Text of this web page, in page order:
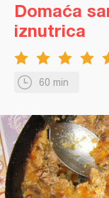
60 min
Domaća
iznutrica